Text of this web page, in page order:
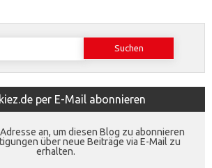
per E-Mail abonnieren
an, um diesen Blog zu abonnieren
über neue Beiträge via E-Mail zu
erhalten.